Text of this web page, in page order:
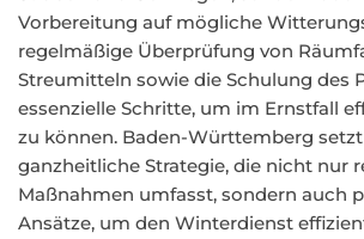
Vorbereitung auf mögliche
regelmäßige Überprüfung von
Streumitteln sowie die Schulung des
essenzielle Schritte, um im Ernstfall
zu können. Baden-Württemberg
ganzheitliche Strategie, die nicht nur
Maßnahmen umfasst, sondern auch
Ansätze, um den Winterdienst